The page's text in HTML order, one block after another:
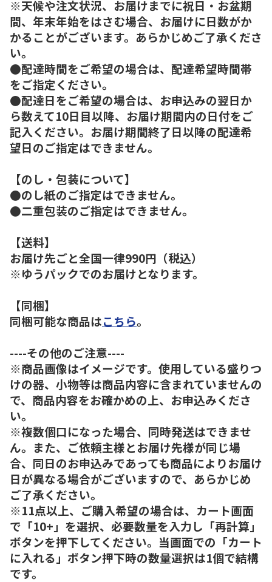
※天候や注文状況、お届けまでに祝日・お盆期
間、年末年始をはさむ場合、お届けに日数がか
かることがございます。あらかじめご了承くださ
い。
●配達時間をご希望の場合は、配達希望時間帯
をご指定ください。
●配達日をご希望の場合は、お申込みの翌日か
ら数えて10日目以降、お届け期間内の日付をご
記入ください。お届け期間終了日以降の配達希
望日のご指定はできません。
【のし・包装について】
●のし紙のご指定はできません。
●二重包装のご指定はできません。
【送料】
お届け先ごと全国一律990円（税込）
※ゆうパックでのお届けとなります。
【同梱】
同梱可能な商品はこちら。
----その他のご注意----
※商品画像はイメージです。使用している盛りつ
けの器、小物等は商品内容に含まれていませんの
で、商品内容をお確かめの上、お申込みくださ
い。
※複数個口になった場合、同時発送はできませ
ん。また、ご依頼主様とお届け先様が同じ場
合、同日のお申込みであっても商品によりお届け
日が異なる場合がございますので、あらかじめ
ご了承ください。
※11点以上、ご購入希望の場合は、カート画面
で「10+」を選択、必要数量を入力し「再計算」
ボタンを押下してください。当画面での「カート
に入れる」ボタン押下時の数量選択は1個で結構
です。